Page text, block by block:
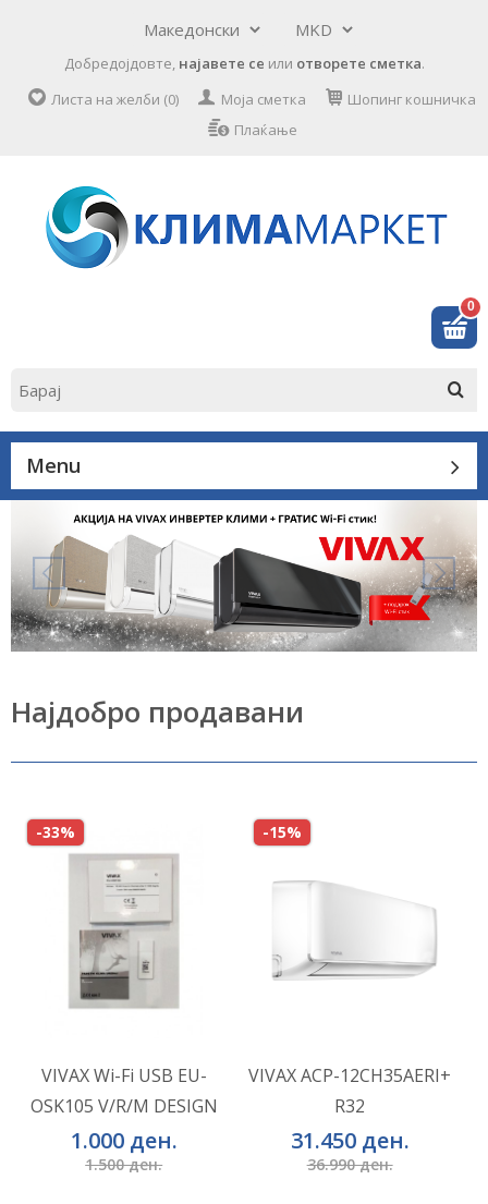
Добредојдовте, најавете се или отворете сметка.
Листа на желби (0)
Моја сметка
Шопинг кошничка
Плаќање
0
Menu
Најдобро продавани
-33%
VIVAX Wi-Fi USB EU-
OSK105 V/R/M DESIGN
1.000 ден.
1.500 ден.
ВО КОШНИЧКА
-15%
VIVAX ACP-12CH35AERI+
R32
31.450 ден.
36.990 ден.
ВО КОШНИЧКА